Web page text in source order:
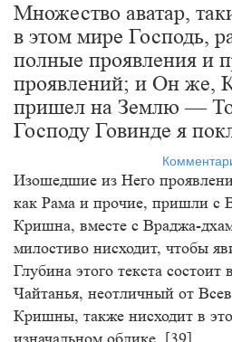
Множество аватар,
в этом мире Господь,
полные проявления и
проявлений; и Он же,
пришел на Землю —
Господу Говинде я
Изошедшие из Него
как Рама и прочие, пришли с
Кришна, вместе с Враджа-
милостиво нисходит, чтобы
Глубина этого текста
Чайтанья, неотличный от
Кришны, также нисходит в
изначальном облике. [39]